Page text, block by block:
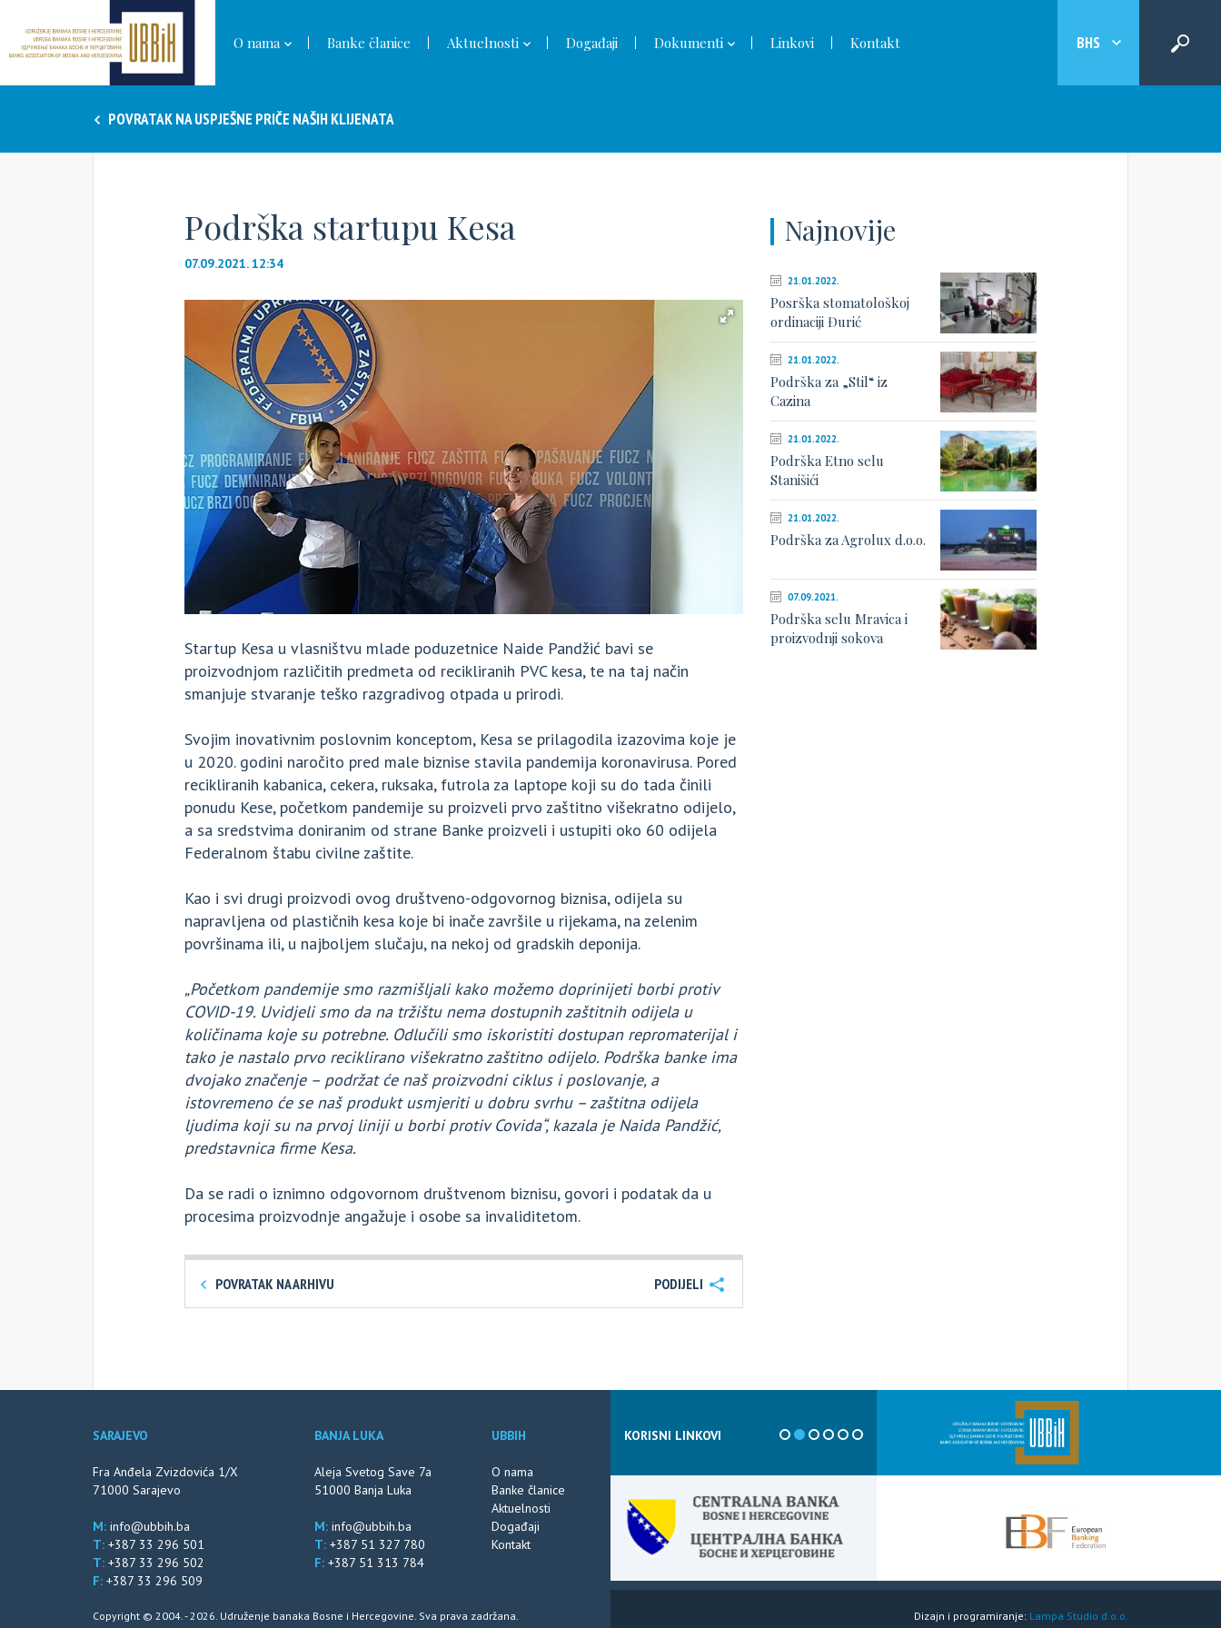
O nama Banke članice Aktuelnosti Događaji Dokumenti Linkovi Kontakt BHS
POVRATAK NA USPJEŠNE PRIČE NAŠIH KLIJENATA
Podrška startupu Kesa
07.09.2021. 12:34
Startup Kesa u vlasništvu mlade poduzetnice Naide Pandžić bavi se
proizvodnjom različitih predmeta od recikliranih PVC kesa, te na taj način
smanjuje stvaranje teško razgradivog otpada u prirodi.
Svojim inovativnim poslovnim konceptom, Kesa se prilagodila izazovima koje je
u 2020. godini naročito pred male biznise stavila pandemija koronavirusa. Pored
recikliranih kabanica, cekera, ruksaka, futrola za laptope koji su do tada činili
ponudu Kese, početkom pandemije su proizveli prvo zaštitno višekratno odijelo,
a sa sredstvima doniranim od strane Banke proizveli i ustupiti oko 60 odijela
Federalnom štabu civilne zaštite.
Kao i svi drugi proizvodi ovog društveno-odgovornog biznisa, odijela su
napravljena od plastičnih kesa koje bi inače završile u rijekama, na zelenim
površinama ili, u najboljem slučaju, na nekoj od gradskih deponija.
„Početkom pandemije smo razmišljali kako možemo doprinijeti borbi protiv
COVID-19. Uvidjeli smo da na tržištu nema dostupnih zaštitnih odijela u
količinama koje su potrebne. Odlučili smo iskoristiti dostupan repromaterijal i
tako je nastalo prvo reciklirano višekratno zaštitno odijelo. Podrška banke ima
dvojako značenje – podržat će naš proizvodni ciklus i poslovanje, a
istovremeno će se naš produkt usmjeriti u dobru svrhu – zaštitna odijela
ljudima koji su na prvoj liniji u borbi protiv Covida“, kazala je Naida Pandžić,
predstavnica firme Kesa.
Da se radi o iznimno odgovornom društvenom biznisu, govori i podatak da u
procesima proizvodnje angažuje i osobe sa invaliditetom.
POVRATAK NA ARHIVU PODIJELI
Najnovije
21.01.2022.
Posrška stomatološkoj
ordinaciji Đurić
21.01.2022.
Podrška za „Stil“ iz
Cazina
21.01.2022.
Podrška Etno selu
Stanišići
21.01.2022.
Podrška za Agrolux d.o.o.
07.09.2021.
Podrška selu Mravica i
proizvodnji sokova
KORISNI LINKOVI
SARAJEVO
Fra Anđela Zvizdovića 1/X
71000 Sarajevo
M: info@ubbih.ba
T: +387 33 296 501
T: +387 33 296 502
F: +387 33 296 509
BANJA LUKA
Aleja Svetog Save 7a
51000 Banja Luka
M: info@ubbih.ba
T:+387 51 327 780
F:+387 51 313 784
UBBIH
O nama
Banke članice
Aktuelnosti
Događaji
Kontakt
Copyright © 2004. - 2026. Udruženje banaka Bosne i Hercegovine. Sva prava zadržana. Dizajn i programiranje: Lampa Studio d.o.o.